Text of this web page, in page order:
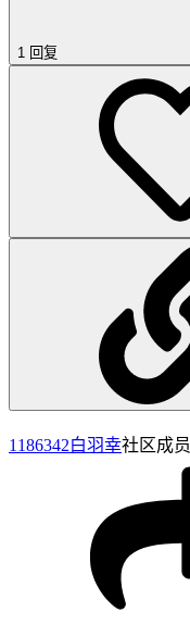
1 回复
1186342白羽幸社区成员